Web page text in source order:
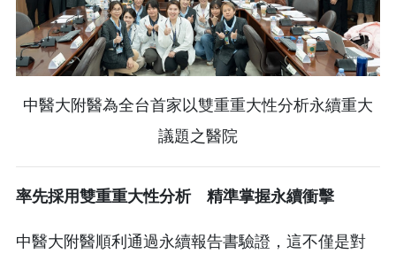
中醫大附醫為全台首家以雙重重大性分析永續重大
議題之醫院
率先採用雙重重大性分析 精準掌握永續衝擊
中醫大附醫順利通過永續報告書驗證，這不僅是對